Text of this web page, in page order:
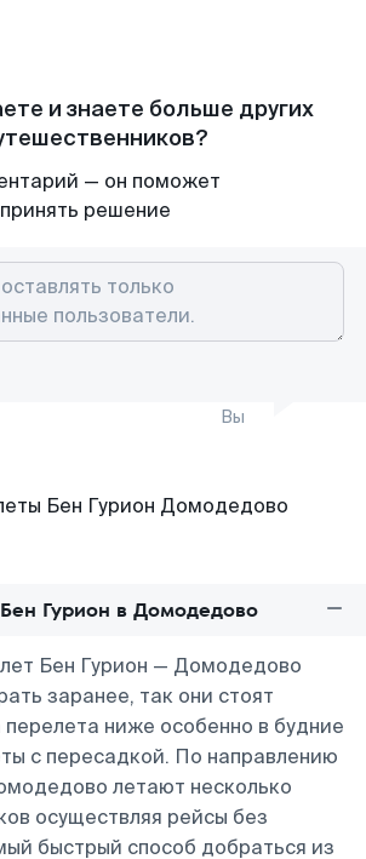
и знаете больше других
— он поможет
решение
Вы
Гурион в Домодедово
Бен Гурион — Домодедово
заранее, так они стоят
ниже особенно в будние
с пересадкой. По направлению
летают несколько
осуществляя рейсы без
быстрый способ добраться из